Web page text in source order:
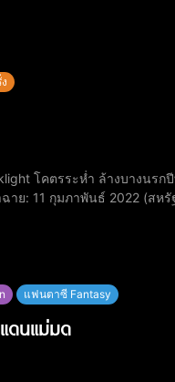
ย: 11 กุมภาพันธ์ 2022 (สหรั
แฟนตาซี Fantasy
ดนแม่มด